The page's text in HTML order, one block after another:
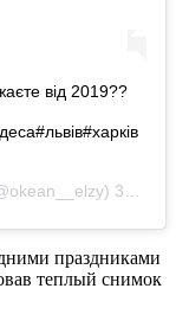
від 2019??
31 Гру 2018 р. о 10:37 PST
праздниками
теплый снимок